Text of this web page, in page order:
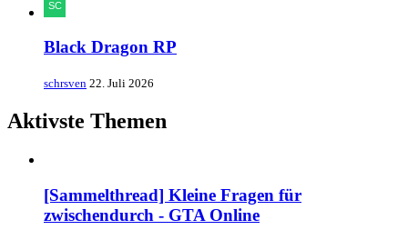
Black Dragon RP
schrsven 22. Juli 2026
Aktivste Themen
[Sammelthread] Kleine Fragen für
zwischendurch - GTA Online